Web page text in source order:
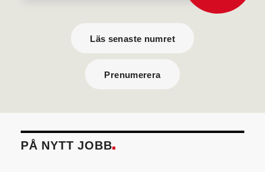
Läs senaste numret
Prenumerera
PÅ NYTT JOBB